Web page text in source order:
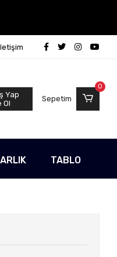
Yap
Ol
Sepetim
0
TABLO